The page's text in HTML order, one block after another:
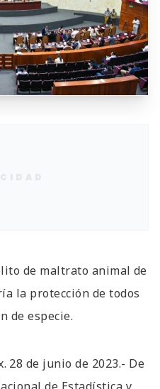
de maltrato animal de
la protección de todos
de especie.
28 de junio de 2023.- De